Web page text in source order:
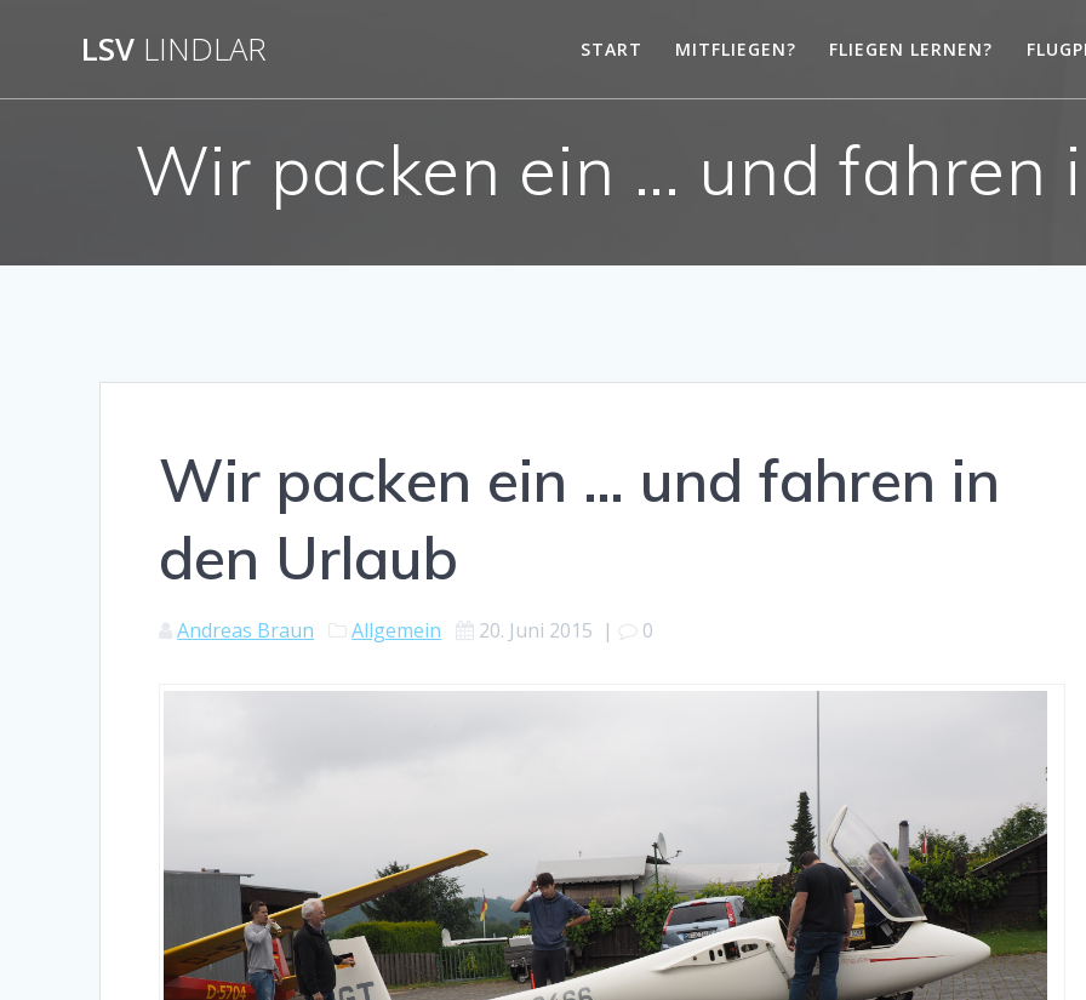
LSV LINDLAR START MITFLIEGEN? FLIEGEN LERNEN?
Wir packen ein … und fahren
Wir packen ein … und fahren in
den Urlaub
Andreas Braun Allgemein 20. Juni 2015 | 0